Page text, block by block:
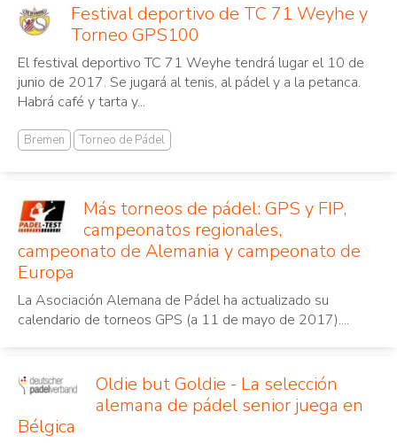
Festival deportivo de TC 71 Weyhe y
Torneo GPS100
El festival deportivo TC 71 Weyhe tendrá lugar el 10 de
junio de 2017. Se jugará al tenis, al pádel y a la petanca.
Habrá café y tarta y...
Bremen Torneo de Pádel
Más torneos de pádel: GPS y FIP,
campeonatos regionales,
campeonato de Alemania y campeonato de
Europa
La Asociación Alemana de Pádel ha actualizado su
calendario de torneos GPS (a 11 de mayo de 2017)....
Oldie but Goldie - La selección
alemana de pádel senior juega en
Bélgica